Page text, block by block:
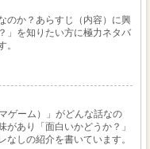
のか？あらすじ（内容）に興
」を知りたい方に極力ネタバ
。
ゲーム）」がどんな話なの
があり「面白いかどうか？」
なしの紹介を書いています。